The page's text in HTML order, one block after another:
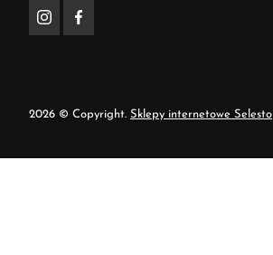
2026 © Copyright. Sklepy internetowe Selesto